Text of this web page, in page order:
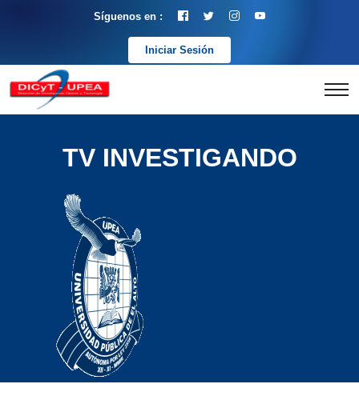
Síguenos en :
Iniciar Sesión
TV INVESTIGANDO